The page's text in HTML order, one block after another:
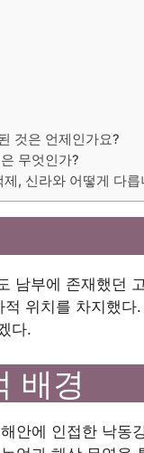
것은 언제인가요?
무엇인가?
, 신라와 어떻게 다릅
남부에 존재했던
위치를 차지했
다.
배경
안에 인접한 낙동